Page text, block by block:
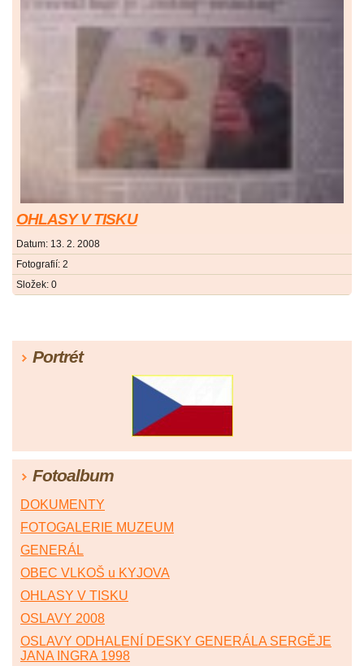
OHLASY V TISKU
Datum: 13. 2. 2008
Fotografií: 2
Složek: 0
Portrét
Fotoalbum
DOKUMENTY
FOTOGALERIE MUZEUM
GENERÁL
OBEC VLKOŠ u KYJOVA
OHLASY V TISKU
OSLAVY 2008
OSLAVY ODHALENÍ DESKY GENERÁLA SERGĚJE
JANA INGRA 1998